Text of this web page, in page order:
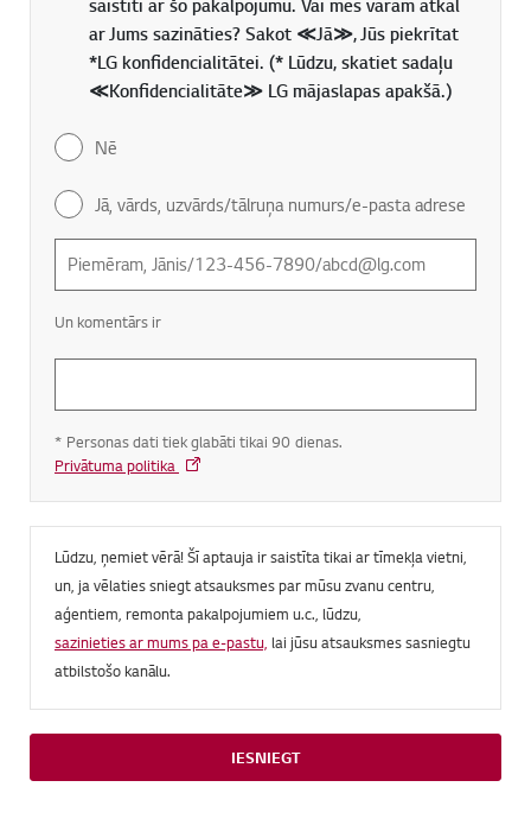
ar Jums sazināties? Sakot ≪Jā≫, Jūs piekrītat
*LG konfidencialitātei. (* Lūdzu, skatiet sadaļu
≪Konfidencialitāte≫ LG mājaslapas apakšā.)
Nē
Jā, vārds, uzvārds/tālruņa numurs/e-pasta adrese
Un komentārs ir
* Personas dati tiek glabāti tikai 90 dienas.
Privātuma politika
Lūdzu, ņemiet vērā! Šī aptauja ir saistīta tikai ar tīmekļa vietni,
un, ja vēlaties sniegt atsauksmes par mūsu zvanu centru,
aģentiem, remonta pakalpojumiem u.c., lūdzu,
sazinieties ar mums pa e-pastu, lai jūsu atsauksmes sasniegtu
atbilstošo kanālu.
IESNIEGT